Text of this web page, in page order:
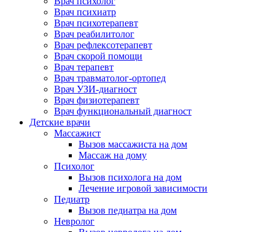
Врач психиатр
Врач психотерапевт
Врач реабилитолог
Врач рефлексотерапевт
Врач скорой помощи
Врач терапевт
Врач травматолог-ортопед
Врач УЗИ-диагност
Врач физиотерапевт
Врач функциональный диагност
Детские врачи
Массажист
Вызов массажиста на дом
Массаж на дому
Психолог
Вызов психолога на дом
Лечение игровой зависимости
Педиатр
Вызов педиатра на дом
Невролог